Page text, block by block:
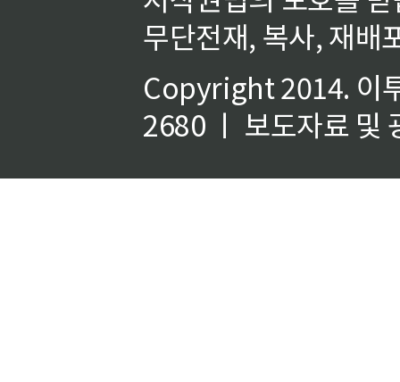
무단전재, 복사, 재배
Copyright 2014. 이
2680 ㅣ 보도자료